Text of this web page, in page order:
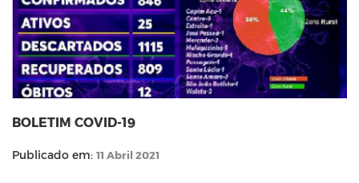
BOLETIM COVID-19
Publicado em: 11 Abril 2021